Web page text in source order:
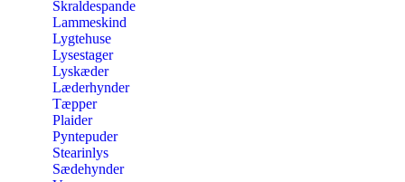
Skraldespande
Lammeskind
Lygtehuse
Lysestager
Lyskæder
Læderhynder
Tæpper
Plaider
Pyntepuder
Stearinlys
Sædehynder